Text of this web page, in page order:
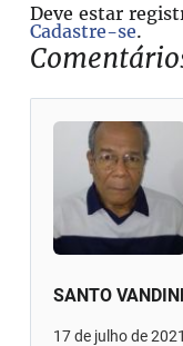
SANTO
17 de julho de
Deve estar
Cadastre-se.